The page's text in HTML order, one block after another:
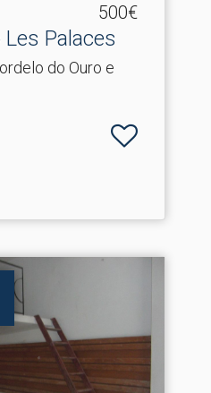
500€
Palaces
do Ouro e